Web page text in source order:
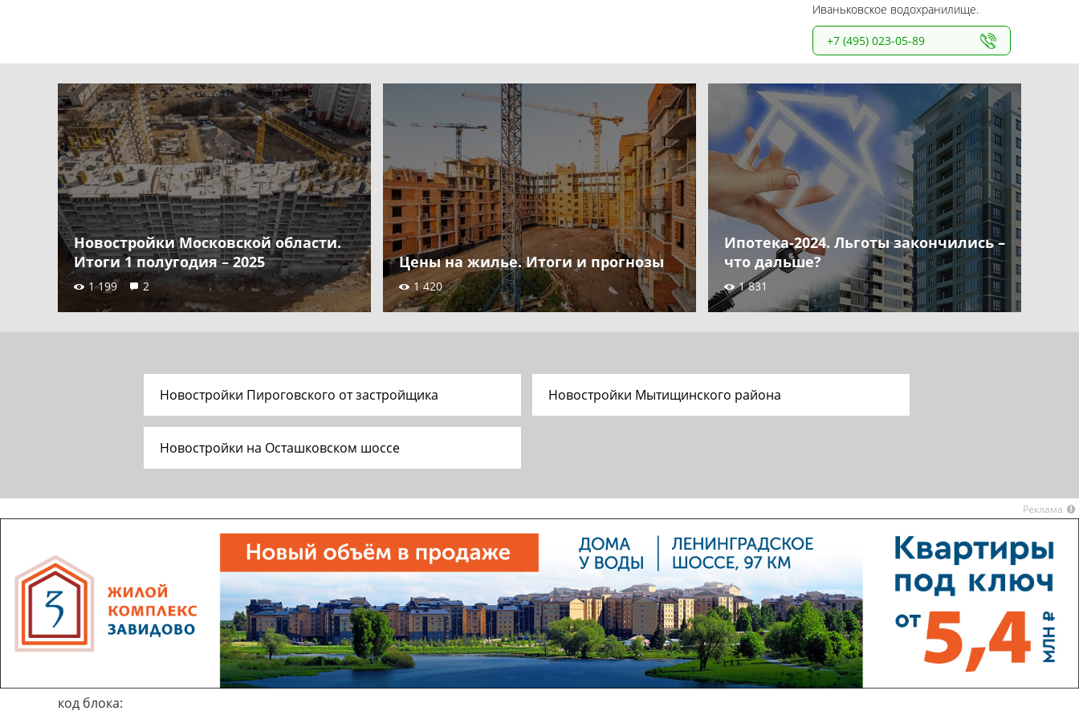
Иваньковское водохранилище.
+7 (495) 023-05-89
Новостройки Московской области.
Итоги 1 полугодия – 2025
1 199 2
Цены на жилье. Итоги и прогнозы
1 420
Ипотека-2024. Льготы закончились –
что дальше?
1 831
Новостройки Пироговского от застройщика Новостройки Мытищинского района
Новостройки на Осташковском шоссе
Реклама
код блока: